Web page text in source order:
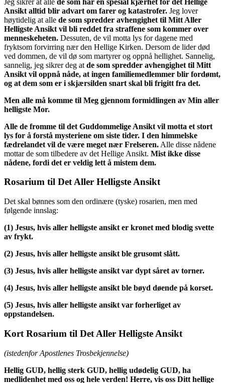
Ansikt alltid blir advart om farer og katastrofer. Jeg lover
høytidelig at alle de som spredder avhengighet til Mitt Aller
Helligste Ansikt vil bli reddet fra straffene som kommer over
menneskeheten. Dessuten, de vil motta lys for dagene med
fryktsom forvirring nær den Hellige Kirken. Dersom de lider død
ved dommen, de vil dø som martyrer og oppnå hellighet. Sannelig,
sannelig, jeg sikrer deg at de som spredder avhengighet til Mitt
Ansikt vil oppnå nåde, at ingen familiemedlemmer blir fordømt,
og at dem som er i skjærsilden snart skal bli frigitt fra det.
Men alle må komme til Meg gjennom formidlingen av Min aller
helligste Mor.
Alle de fromme til det Guddommelige Ansikt vil motta et stort
lys for å forstå mysteriene om siste tider. I den himmelske
fædrelandet vil de være meget nær Frelseren. Alle disse nådene
mottar de som tilbedere av det Hellige Ansikt. Mist ikke disse
nådene, fordi det er veldig lett å mistem dem.
Rosarium til Det Aller Helligste Ansikt
Det skal bønnes som den ordinære (tyske) rosarien, men med
følgende innslag:
(1) Jesus, hvis aller helligste ansikt er kronet med blodig svette
av frykt.
(2) Jesus, hvis aller helligste ansikt ble grusomt slått.
(3) Jesus, hvis aller helligste ansikt var dypt såret av torner.
(4) Jesus, hvis aller helligste ansikt ble bøyd døende på korset.
(5) Jesus, hvis aller helligste ansikt var forherliget av
oppstandelsen.
Kort Rosarium til Det Aller Helligste Ansikt
(istedenfor Apostlenes Trosbekjennelse)
Hellig GUD, hellig sterk GUD, hellig udødelig GUD, ha
medlidenhet med oss og hele verden! Herre, vis oss Ditt hellige